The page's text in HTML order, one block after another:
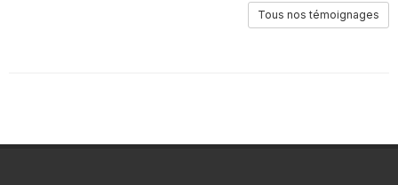
Tous nos témoignages